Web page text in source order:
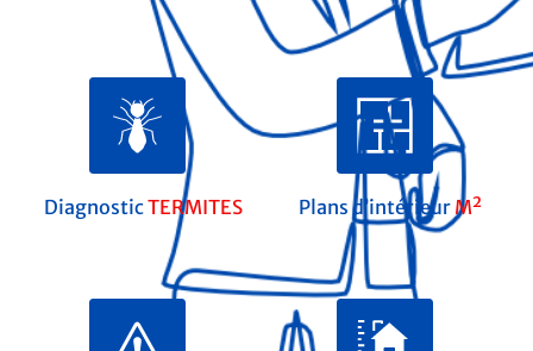
DiagnosticTERMITES Plans d’intérieur M²